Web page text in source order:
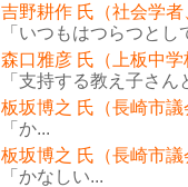
吉野耕作 氏（社会学
「いつもはつらつと
森口雅彦 氏（上板中
「支持する教え子さ
板坂博之 氏（長崎市
「か...
板坂博之 氏（長崎市
「かなしい...